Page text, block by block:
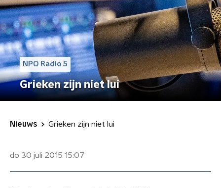
NPO Radio 5
Grieken zijn niet lui
Nieuws Grieken zijn niet lui
do 30 juli 2015 15:07